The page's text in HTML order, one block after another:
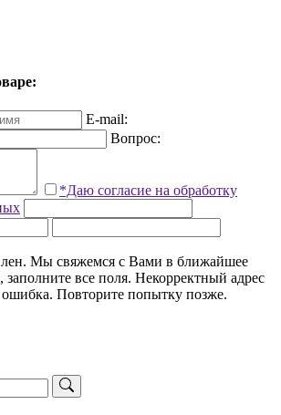
E-mail:
Вопрос:
*Даю согласие на обработку
Мы свяжемся с Вами в ближайшее
все поля. Некорректный адрес
Повторите попытку позже.